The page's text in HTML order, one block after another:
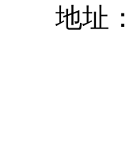
地址：